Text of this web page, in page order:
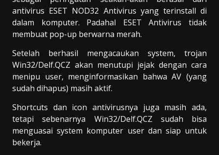
antivirus ESET NOD32 Antivirus yang terinstall di
dalam komputer. Padahal ESET Antivirus tidak
membuat pop-up berwarna merah.
Setelah berhasil mengacaukan system, trojan
Win32/Delf.QCZ akan menutupi jejak dengan cara
menipu user, menginformasikan bahwa AV (yang
sudah dihapus) masih aktif.
Shortcuts dan icon antivirusnya juga masih ada,
tetapi sebenarnya Win32/Delf.QCZ sudah bisa
menguasai system komputer user dan siap untuk
bekerja.